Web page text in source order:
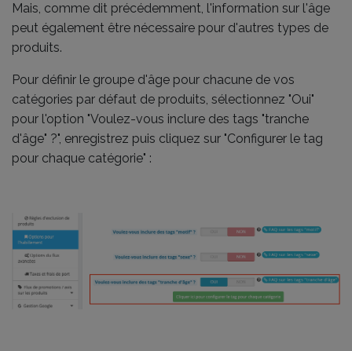
Mais, comme dit précédemment, l'information sur l'âge
peut également être nécessaire pour d'autres types de
produits.
Pour définir le groupe d'âge pour chacune de vos
catégories par défaut de produits, sélectionnez "Oui"
pour l'option "Voulez-vous inclure des tags "tranche
d'âge" ?", enregistrez puis cliquez sur "Configurer le tag
pour chaque catégorie" :